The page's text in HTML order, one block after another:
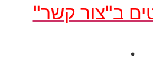
ב"צור קשר"
.